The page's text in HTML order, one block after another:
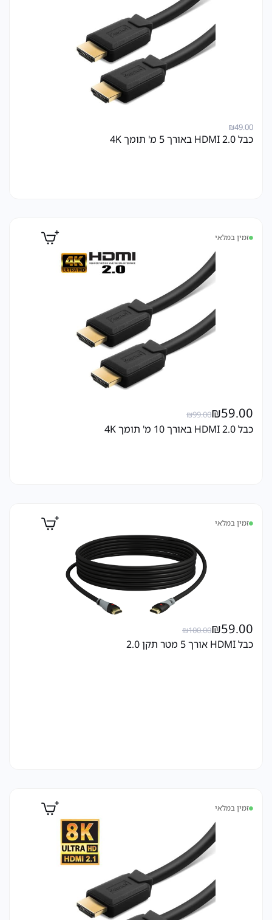
₪49.00
כבל HDMI 2.0 באורך 5 מ' תומך 4K
זמין במלאי
₪99.00₪59.00
כבל HDMI 2.0 באורך 10 מ' תומך 4K
זמין במלאי
₪100.00₪59.00
כבל HDMI אורך 5 מטר תקן 2.0
זמין במלאי